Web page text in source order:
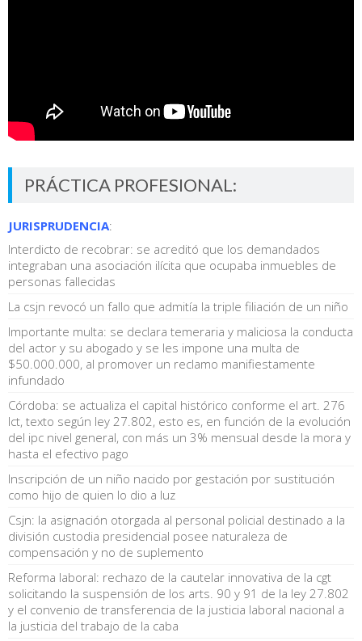
PRÁCTICA PROFESIONAL:
JURISPRUDENCIA:
Interdicto de recobrar: se acreditó que los demandados
integraban una asociación ilícita que ocupaba inmuebles de
personas fallecidas
La csjn revocó un fallo que admitía la triple filiación de un niño
Importante multa: se declara temeraria y maliciosa la conducta
del actor y su abogado y se les impone una multa de
$50.000.000, al promover un reclamo manifiestamente
infundado
Córdoba: se actualiza el capital histórico conforme el art. 276
lct, texto según ley 27.802, esto es, en función de la evolución
del ipc nivel general, con más un 3% mensual desde la mora y
hasta el efectivo pago
Inscripción de un niño nacido por gestación por sustitución
como hijo de quien lo dio a luz
Csjn: la asignación otorgada al personal policial destinado a la
división custodia presidencial posee naturaleza de
compensación y no de suplemento
Reforma laboral: rechazo de la cautelar innovativa de la cgt
solicitando la suspensión de los arts. 90 y 91 de la ley 27.802
y el convenio de transferencia de la justicia laboral nacional a
la justicia del trabajo de la caba